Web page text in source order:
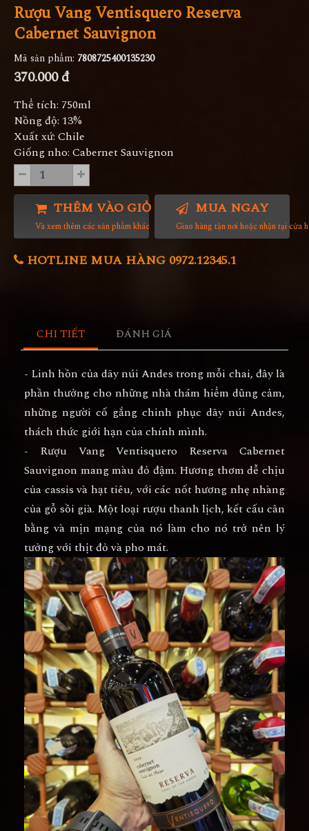
Rượu Vang Ventisquero Reserva
Cabernet Sauvignon
Mã sản phẩm: 7808725400135230
370.000 đ
Thể tích: 750ml
Nồng độ: 13%
Xuất xứ: Chile
Giống nho: Cabernet Sauvignon
THÊM VÀO GIỎ HÀNG
Và xem thêm các sản phẩm khác
MUA NGAY
Giao hàng tận nơi hoặc nhận tại cửa
HOTLINE MUA HÀNG 0972.12345.1
CHI TIẾT ĐÁNH GIÁ
- Linh hồn của dãy núi Andes trong mỗi chai, đây là
phần thưởng cho những nhà thám hiểm dũng cảm,
những người cố gắng chinh phục dãy núi Andes,
thách thức giới hạn của chính mình.
- Rượu Vang Ventisquero Reserva Cabernet
Sauvignon mang màu đỏ đậm. Hương thơm dễ chịu
của cassis và hạt tiêu, với các nốt hương nhẹ nhàng
của gỗ sồi già. Một loại rượu thanh lịch, kết cấu cân
bằng và mịn mạng của nó làm cho nó trở nên lý
tưởng với thịt đỏ và pho mát.